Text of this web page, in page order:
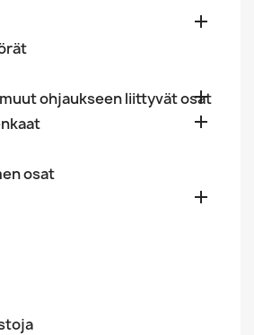

ohjaukseen liittyvät osat


osat
